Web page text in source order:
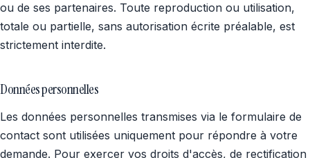
ou de ses partenaires. Toute reproduction ou utilisation,
totale ou partielle, sans autorisation écrite préalable, est
strictement interdite.
Données personnelles
Les données personnelles transmises via le formulaire de
contact sont utilisées uniquement pour répondre à votre
demande. Pour exercer vos droits d'accès, de rectification